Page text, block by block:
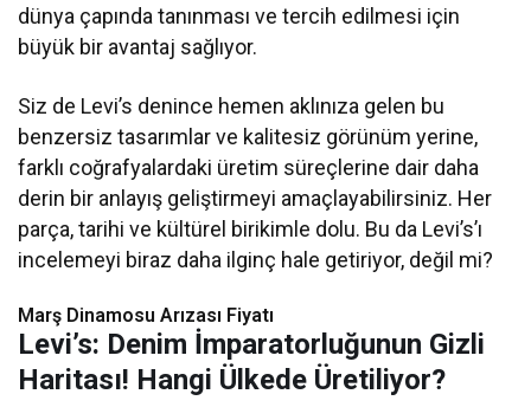
dünya çapında tanınması ve tercih edilmesi için
büyük bir avantaj sağlıyor.
Siz de Levi’s denince hemen aklınıza gelen bu
benzersiz tasarımlar ve kalitesiz görünüm yerine,
farklı coğrafyalardaki üretim süreçlerine dair daha
derin bir anlayış geliştirmeyi amaçlayabilirsiniz. Her
parça, tarihi ve kültürel birikimle dolu. Bu da Levi’s’ı
incelemeyi biraz daha ilginç hale getiriyor, değil mi?
Marş Dinamosu Arızası Fiyatı
Levi’s: Denim İmparatorluğunun Gizli
Haritası! Hangi Ülkede Üretiliyor?